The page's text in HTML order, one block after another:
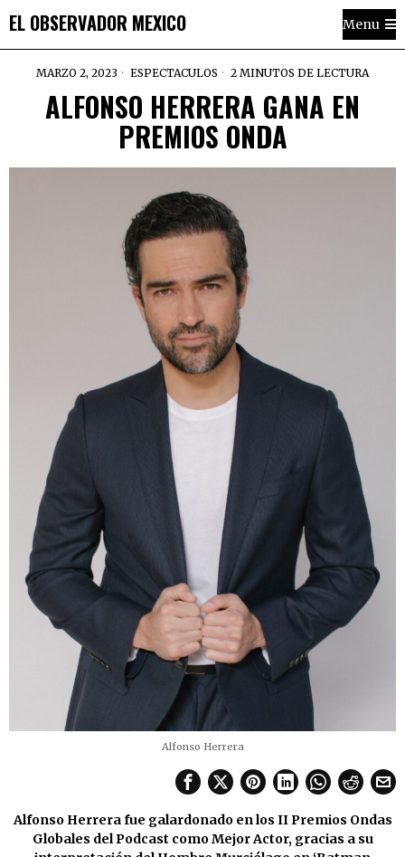
EL OBSERVADOR MEXICO Menu
MARZO 2, 2023 ESPECTACULOS 2 MINUTOS DE LECTURA
ALFONSO HERRERA GANA EN
PREMIOS ONDA
Alfonso Herrera
Alfonso Herrera fue galardonado en los II Premios Ondas
Globales del Podcast como Mejor Actor, gracias a su